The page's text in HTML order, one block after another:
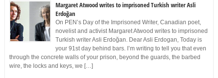
Margaret Atwood writes to imprisoned Turkish writer Asli
Erdoğan
On PEN’s Day of the Imprisoned Writer, Canadian poet,
novelist and activist Margaret Atwood writes to imprisoned
Turkish writer Asli Erdoğan. Dear Asli Erdogan, Today is
your 91st day behind bars. I’m writing to tell you that even
through the concrete walls of your prison, beyond the guards, the barbed
wire, the locks and keys, we […]